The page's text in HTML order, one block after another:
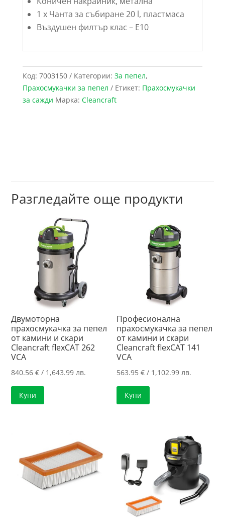
1 x Чанта за събиране 20 l, пластмаса
Въздушен филтър клас – E10
Код: 7003150 Категории: За пепел,
Прахосмукачки за пепел
Етикет: Прахосмукачки
за сажди Марка: Cleancraft
Разгледайте още продукти
Двумоторна
прахосмукачка за пепел
от камини и скари
Cleancraft flexCAT 262
VCA
840.56€ / 1,643.99 лв.
Купи
Професионална
прахосмукачка за пепел
от камини и скари
Cleancraft flexCAT 141
VCA
563.95€ / 1,102.99 лв.
Купи